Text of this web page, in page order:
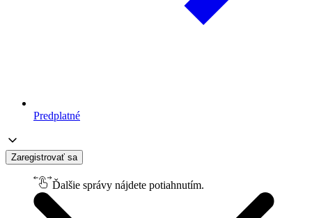
Predplatné
Zaregistrovať sa
Ďalšie správy nájdete potiahnutím.